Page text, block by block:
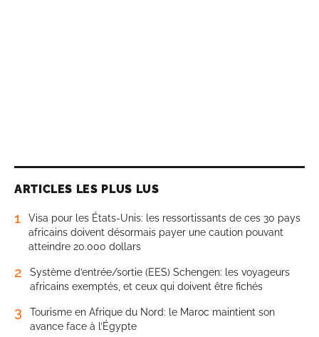
ARTICLES LES PLUS LUS
1
Visa pour les États-Unis: les ressortissants de ces 30 pays
africains doivent désormais payer une caution pouvant
atteindre 20.000 dollars
2
Système d’entrée/sortie (EES) Schengen: les voyageurs
africains exemptés, et ceux qui doivent être fichés
3
Tourisme en Afrique du Nord: le Maroc maintient son
avance face à l’Égypte